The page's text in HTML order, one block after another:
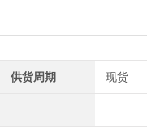
供货周期 现货